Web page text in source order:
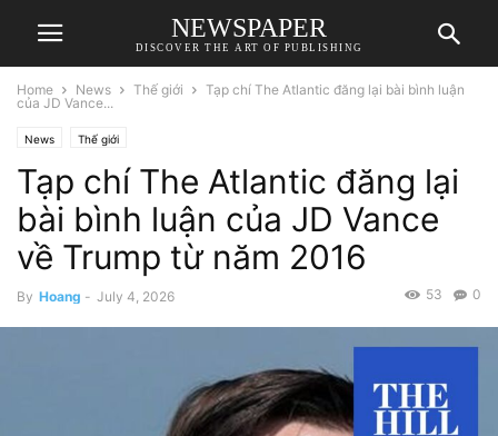
NEWSPAPER
DISCOVER THE ART OF PUBLISHING
Home News Thế giới
Tạp chí The Atlantic đăng lại bài bình luận
của JD Vance...
News Thế giới
Tạp chí The Atlantic đăng lại
bài bình luận của JD Vance
về Trump từ năm 2016
By Hoang - July 4, 2026 0
53